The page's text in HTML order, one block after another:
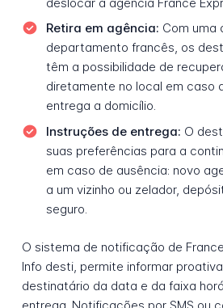
Retira em agência: Com uma
departamento francês, os
têm a possibilidade de
diretamente no local em caso
entrega a domicílio.
Instruções de entrega: O
suas preferências para a
em caso de ausência: novo
a um vizinho ou zelador,
seguro.
O sistema de notificação de
Info desti, permite informar
destinatário da data e da faixa
entrega. Notificações por SMS ou